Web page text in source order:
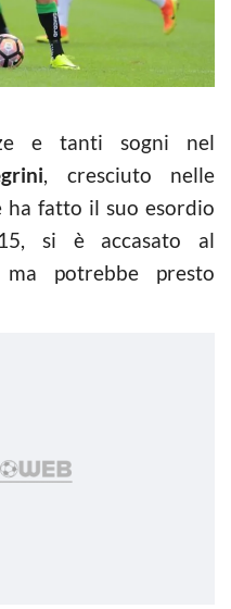
e tanti sogni nel
, cresciuto nelle
ha fatto il suo esordio
si è accasato al
ma potrebbe presto